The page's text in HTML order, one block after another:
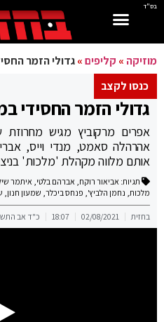
בס"ד
מוזיקה » קליפים»גדולי הזמר
כנסו לקצב
גדולי הזמר החסידי
אפרים מרקוביץ מגיש
אהרהלה סאמט, מנדי וייס,
אותם מלווה מקהלת 'מלכות'
תגיות: אביאור רוקח, אברהם בלטי, איתמר
מלכות, נחמן הלביץ', פנחס ביכלר, שמעון חנון,
בחזית 02/08/2021
18:07 כ"ד אב